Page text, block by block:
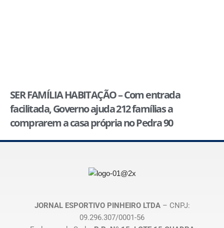
SER FAMÍLIA HABITAÇÃO – Com entrada
facilitada, Governo ajuda 212 famílias a
comprarem a casa própria no Pedra 90
JORNAL ESPORTIVO PINHEIRO LTDA– CNPJ:
09.296.307/0001-56